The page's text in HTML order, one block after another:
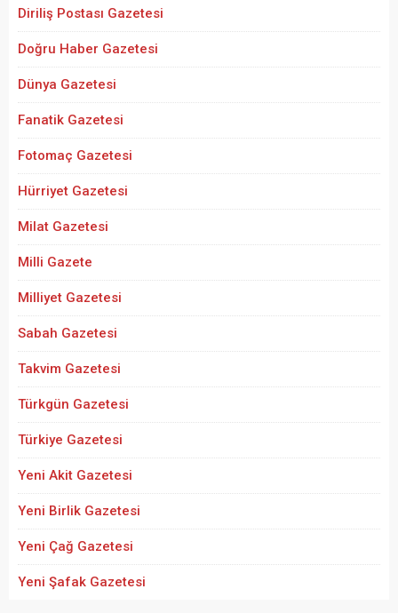
Diriliş Postası Gazetesi
Doğru Haber Gazetesi
Dünya Gazetesi
Fanatik Gazetesi
Fotomaç Gazetesi
Hürriyet Gazetesi
Milat Gazetesi
Milli Gazete
Milliyet Gazetesi
Sabah Gazetesi
Takvim Gazetesi
Türkgün Gazetesi
Türkiye Gazetesi
Yeni Akit Gazetesi
Yeni Birlik Gazetesi
Yeni Çağ Gazetesi
Yeni Şafak Gazetesi